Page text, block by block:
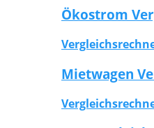
Ökostrom
Mietwagen